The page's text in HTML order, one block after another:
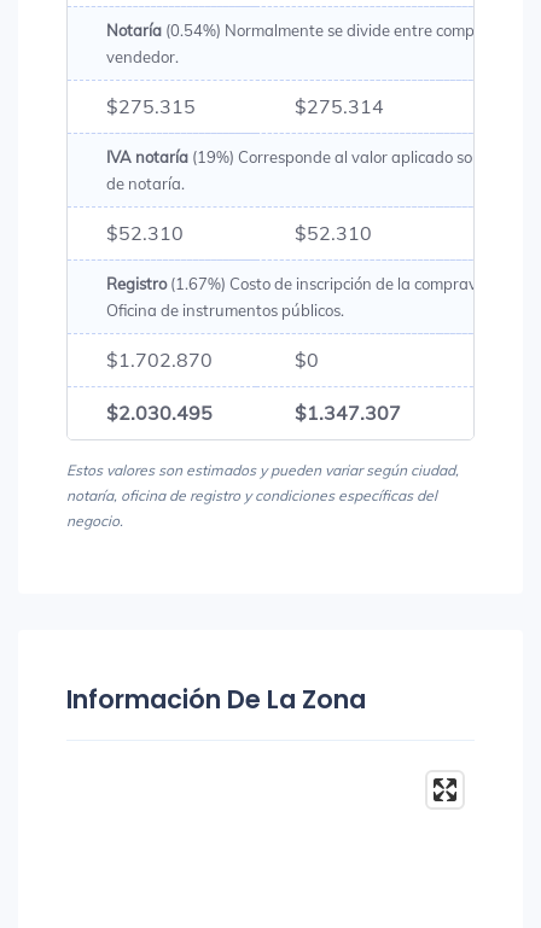
Notaría (0.54%) Normalmente se divide entre comprador y
vendedor.
$275.315 $275.314
IVA notaría (19%) Corresponde al valor aplicado sobre los
de notaría.
$52.310 $52.310
Registro(1.67%) Costo de inscripción de la compraventa en
Oficina de instrumentos públicos.
$1.702.870 $0
$2.030.495 $1.347.307
Estos valores son estimados y pueden variar según ciudad,
notaría, oficina de registro y condiciones específicas del
negocio.
Información De La Zona